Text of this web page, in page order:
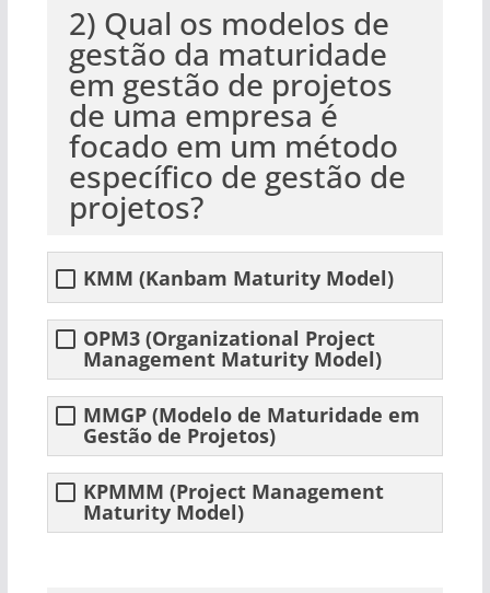
2) Qual os modelos de
gestão da maturidade
em gestão de projetos
de uma empresa é
focado em um método
específico de gestão de
projetos?
KMM (Kanbam Maturity Model)
OPM3 (Organizational Project
Management Maturity Model)
MMGP (Modelo de Maturidade em
Gestão de Projetos)
KPMMM (Project Management
Maturity Model)